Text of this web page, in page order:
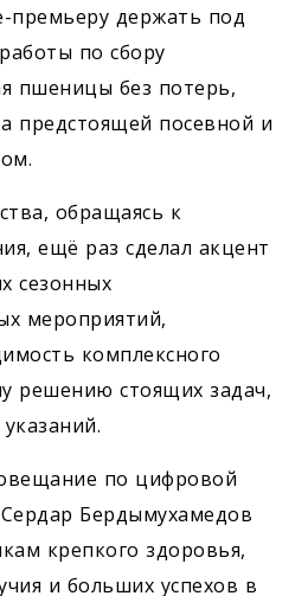
премьеру держать под
по сбору
пшеницы без потерь,
предстоящей посевной и
обращаясь к
ещё раз сделал акцент
сезонных
мероприятий,
комплексного
решению стоящих задач,
по цифровой
Бердымухамедов
крепкого здоровья,
и больших успехов в